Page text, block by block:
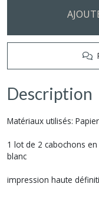
Description
Matériaux utilisés:
1 lot de 2 cabochons
blanc
impression haute